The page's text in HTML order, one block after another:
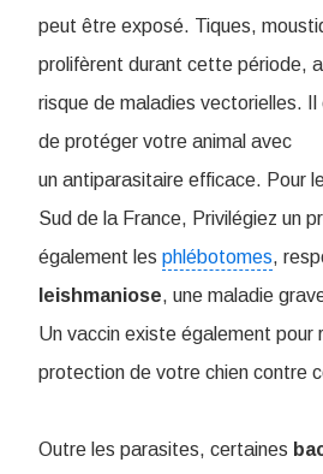
peut être exposé. Tiques,
prolifèrent durant cette période,
risque de maladies vectorielles. Il
de protéger votre animal avec
un antiparasitaire efficace. Pour
Sud de la France, Privilégiez un
également les phlébotomes,
leishmaniose, une maladie
Un vaccin existe également pour
protection de votre chien contre
Outre les parasites, certaines